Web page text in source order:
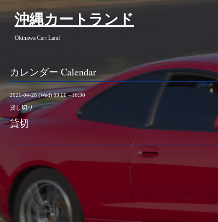
沖縄カートランド
Okinawa Cart Land
カレンダー Calendar
2021-04-28 (Wed) 09:00～16:30
貸し切り
貸切